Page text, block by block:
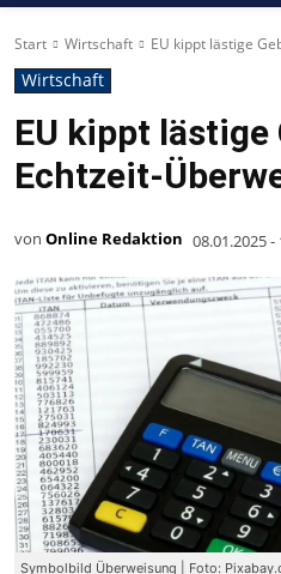
Start Wirtschaft EU kippt lästige
Wirtschaft
EU kippt lästige
Echtzeit-
von Online Redaktion 08.01.2025 -
Symbolbild Überweisung | Foto: